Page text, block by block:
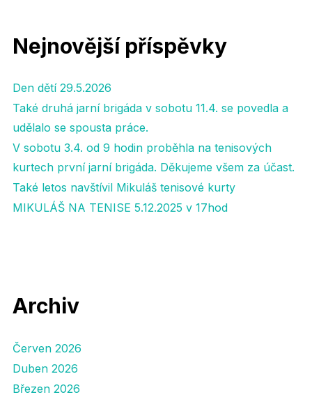
Nejnovější příspěvky
Den dětí 29.5.2026
Také druhá jarní brigáda v sobotu 11.4. se povedla a
udělalo se spousta práce.
V sobotu 3.4. od 9 hodin proběhla na tenisových
kurtech první jarní brigáda. Děkujeme všem za účast.
Také letos navštívil Mikuláš tenisové kurty
MIKULÁŠ NA TENISE 5.12.2025 v 17hod
Archiv
Červen 2026
Duben 2026
Březen 2026